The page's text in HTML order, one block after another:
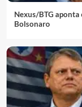
Nexus/BTG
Bolsonaro